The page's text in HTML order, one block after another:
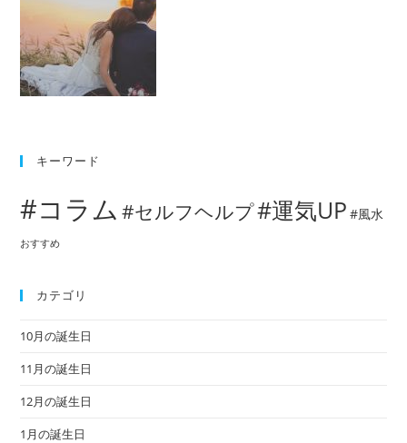
キーワード
#コラム #セルフヘルプ#運気UP #風水
おすすめ
カテゴリ
10月の誕生日
11月の誕生日
12月の誕生日
1月の誕生日